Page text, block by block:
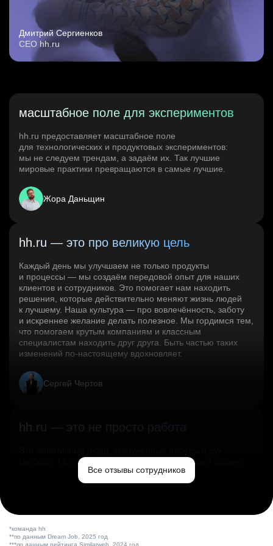
Дмитрий Сергиенков
CEO hh.ru
масштабное поле для экспериментов
hh.ru предоставляет масштабное поле
для технологических и продуктовых экспериментов:
мы не следуем трендам, а задаём их. Так лучшие
мировые практики превращаются в самые лучшие.
Жора Даньщин
hh.ru — это про великую цель
Каждый день мы улучшаем не только продукты
и процессы — мы создаём передовой опыт для наших
клиентов и сотрудников. Это помогает нам находить
решения, которые действительно меняют жизнь людей
к лучшему. Наша культура — про вовлечённость, заботу
и искреннее желание делать полезное. Мы гордимся тем,
что помогаем крутым компаниям и классным
специалистам находить друг друга. Быть частью таких
изменений по‑настоящему вдохновляет.
Сергей Чертов
hh.ru — это не просто работа
свободы. Мы помогаем миру и создаём лучший сервис
по поиску работы в стране.Все отзывы сотрудников
*команда hh
**по данным Dream Job, 2025 год
***по данным рейтинга Similarweb, 2024 год